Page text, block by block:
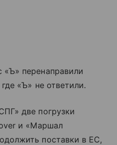
«Ъ» перенаправили
«Ъ» не ответили.
две погрузки
и «Маршал
поставки в ЕС,